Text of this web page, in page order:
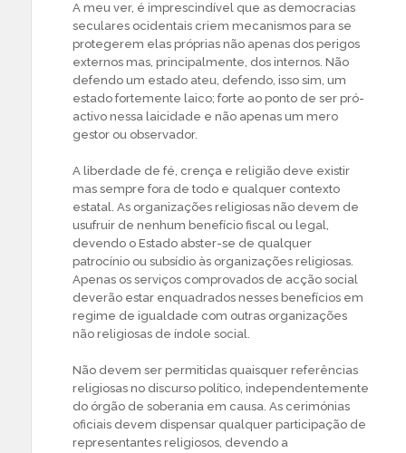
A meu ver, é imprescindível que as democracias
seculares ocidentais criem mecanismos para se
protegerem elas próprias não apenas dos perigos
externos mas, principalmente, dos internos. Não
defendo um estado ateu, defendo, isso sim, um
estado fortemente laico; forte ao ponto de ser pró-
activo nessa laicidade e não apenas um mero
gestor ou observador.
A liberdade de fé, crença e religião deve existir
mas sempre fora de todo e qualquer contexto
estatal. As organizações religiosas não devem de
usufruir de nenhum benefício fiscal ou legal,
devendo o Estado abster-se de qualquer
patrocínio ou subsídio às organizações religiosas.
Apenas os serviços comprovados de acção social
deverão estar enquadrados nesses benefícios em
regime de igualdade com outras organizações
não religiosas de índole social.
Não devem ser permitidas quaisquer referências
religiosas no discurso político, independentemente
do órgão de soberania em causa. As cerimónias
oficiais devem dispensar qualquer participação de
representantes religiosos, devendo a